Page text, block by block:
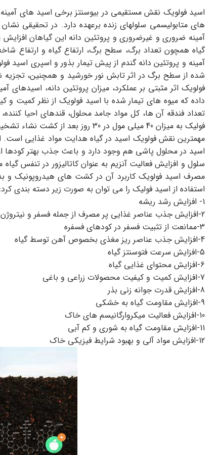
اسید فولویک نقش مستقیمی در بیوسنتز برخی اسید های
های متابولیسمی سلولهاي زنده برعهده دارد. در تحقیقی
آمینه ضروري و غیرضروري و پروتئین دانه این گیاهان
گیاه همچون تعداد برگ، سطح برگ، ارتفاع گیاه و ارتفاع
آمینه و پروتئین دانه گندم از پیش تیمار بذور و اسپری
شده از سطح برگ در اثر تابش نور خورشید و همچنین، تجزیه
فولویک اثر مثبتی بر عملکرد، میزان پروتئین دانه،
داده که ميوه هاي تيمار شده با اسيد فولويک از نظر کميت و
تعداد فندقه آن ها، کل مواد جامد محلول، قندهاي احيا
فوليک به ميزان 40 ميلي مول در 30 روز بعد از کشت نشاء تشخيص داده شد.
مهمترین نقش فولویک اسید در گیاه هدایت مواد غذایی
اسید در محلول پاشی هم وجود دارد و باعث جذب بهتر
سلول و افزایش فعالیت آنزیم به عنوان کاتالیزور در تنفس
استفاده از اسید فولیک را می توان به صورت زیر دسته بندی کرد:
1- افزایش رشد ریشه
2-افزایش جذب عناصر غذایی پر مصرف از جمله فسفر و نیتروژن
3-ممانعت از تثبیت فسفر در کودهای فسفره
4-افزایش جذب عناصر ریز مغذی بخصوص آهن توسط گیاه
5-افزایش سرعت فتوسنتز گیاه
6-افزایش محتوای غذایی گیاه
7-افزایش کمیت و کیفیت محصولات زراعی و باغی
8-افزایش قدرت جوانه زنی بذر
9-افزایش مقاومت گیاه به خشکی
10-افزایش فعالیت میکروارگانیسم های خاک
11-افزایش مقاومت گیاه به شوری و کم آبی
12-افزایش مواد آلی و بهبود شرایط فیزیکی خاک